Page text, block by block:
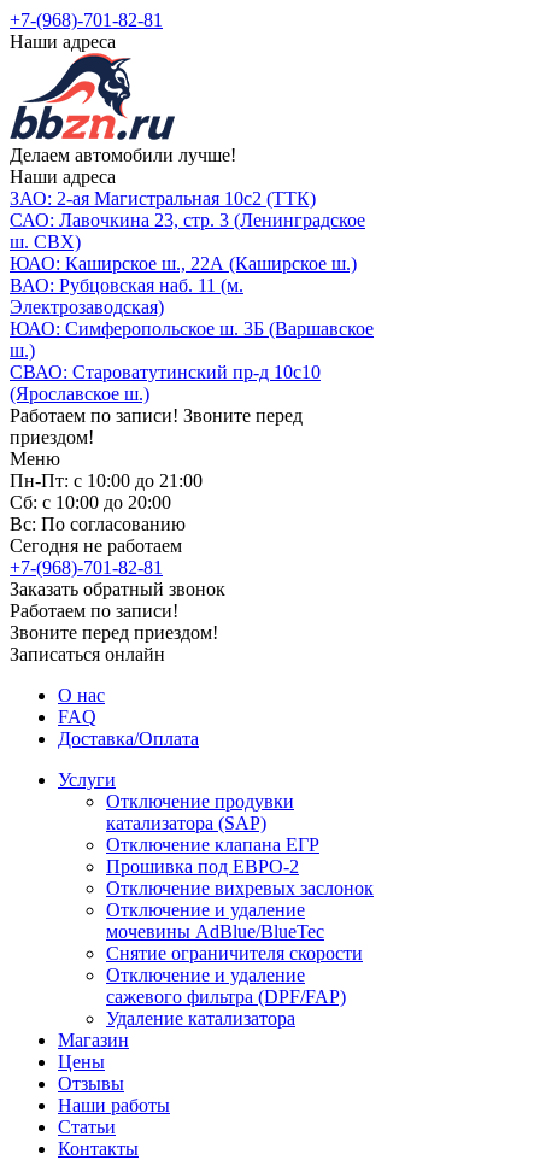
+7-(968)-701-82-81
Наши адреса
Делаем автомобили лучше!
Наши адреса
ЗАО: 2-ая Магистральная 10с2 (ТТК)
САО: Лавочкина 23, стр. 3 (Ленинградское
ш. СВХ)
ЮАО: Каширское ш., 22А (Каширское ш.)
ВАО: Рубцовская наб. 11 (м.
Электрозаводская)
ЮАО: Симферопольское ш. 3Б (Варшавское
ш.)
СВАО: Староватутинский пр-д 10с10
(Ярославское ш.)
Работаем по записи! Звоните перед
приездом!
Меню
Пн-Пт: с 10:00 до 21:00
Сб: с 10:00 до 20:00
Вс: По согласованию
Сегодня не работаем
+7-(968)-701-82-81
Заказать обратный звонок
Работаем по записи!
Звоните перед приездом!
Записаться онлайн
О нас
FAQ
Доставка/Оплата
Услуги
Отключение продувки
катализатора (SAP)
Отключение клапана ЕГР
Прошивка под ЕВРО-2
Отключение вихревых заслонок
Отключение и удаление
мочевины AdBlue/BlueTec
Снятие ограничителя скорости
Отключение и удаление
сажевого фильтра (DPF/FAP)
Удаление катализатора
Магазин
Цены
Отзывы
Наши работы
Статьи
Контакты